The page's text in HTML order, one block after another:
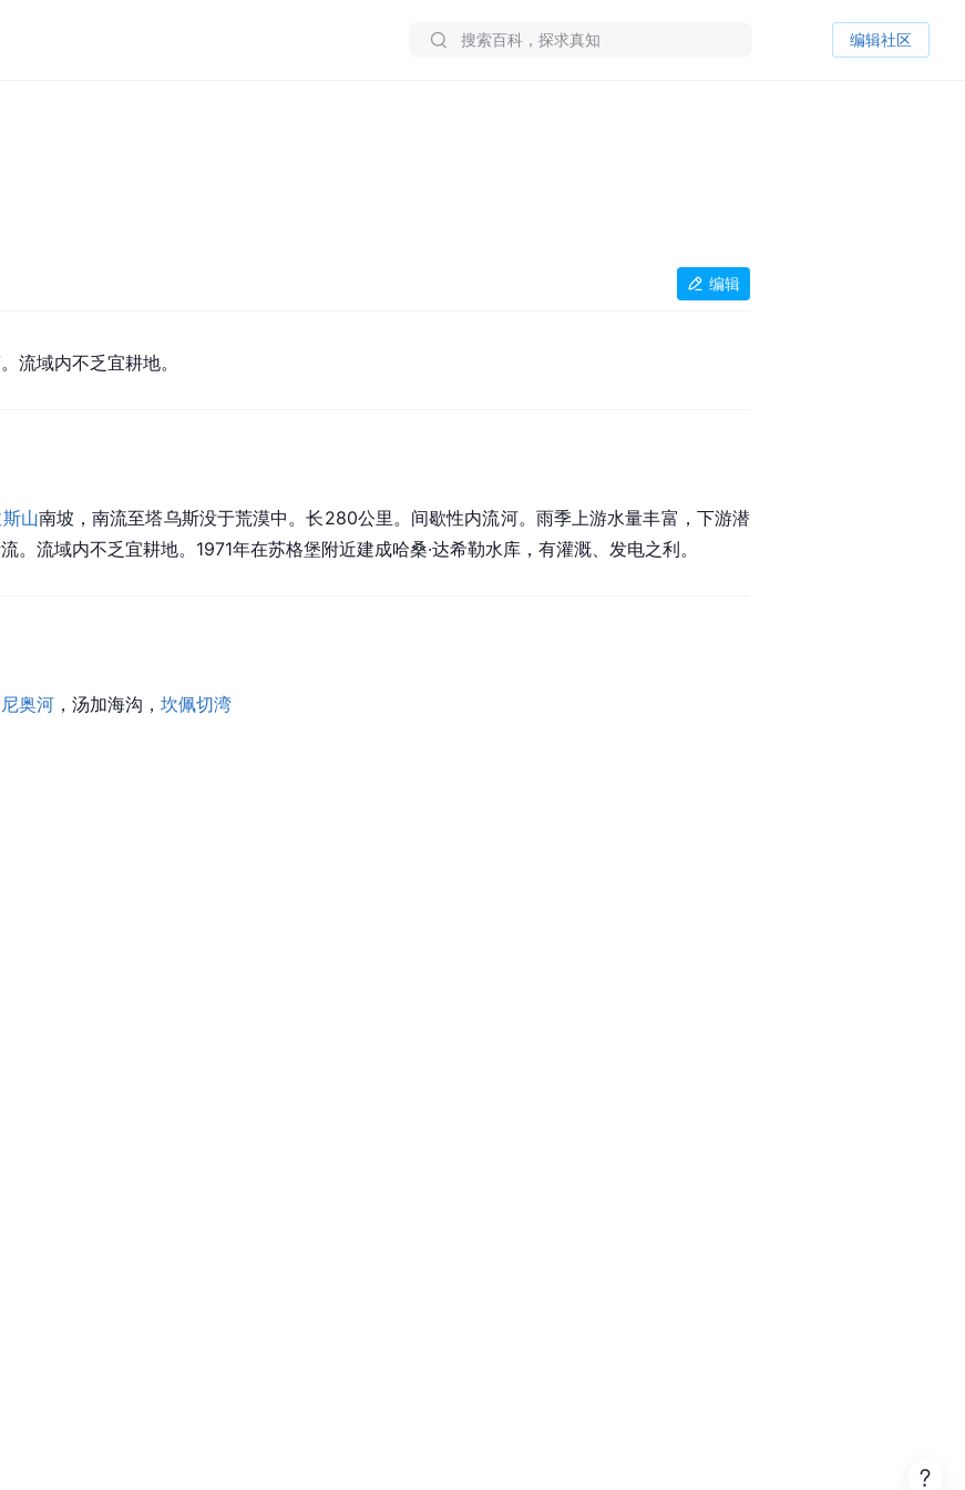
编辑社区
编辑
。流域内不乏宜耕地。
山南坡，南流至塔乌斯没于荒漠中。长280公里。间歇性内流河。雨季上游水量丰富，下游潜
。流域内不乏宜耕地。1971年在苏格堡附近建成哈桑·达希勒水库，有灌溉、发电之利。
奥河 ，汤加海沟， 坎佩切湾